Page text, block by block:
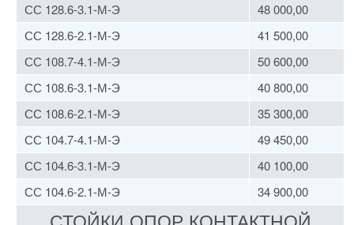
СС 128.6-3.1-М-Э
48 000,00
СС 128.6-2.1-М-Э
41 500,00
СС 108.7-4.1-М-Э
50 600,00
СС 108.6-3.1-М-Э
40 800,00
СС 108.6-2.1-М-Э
35 300,00
СС 104.7-4.1-М-Э
49 450,00
СС 104.6-3.1-М-Э
40 100,00
СС 104.6-2.1-М-Э
34 900,00